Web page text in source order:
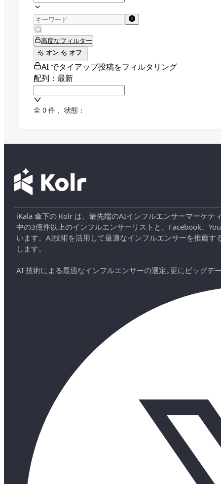
高度なフィルター
オン
オフ
AI でタイアップ投稿をフィルタリング
配列：最新
全 0 件 ， 状態：
iKala 傘下の Kolr は、最先端のAIインフルエンサーマーケ
中の3億件以上のインフルエンサーリストと、Facebook、
います。AI技術を活用して最適なインフルエンサーを推薦
します。
AI 技術による最適なインフルエンサーの選定｡更にビッグデ